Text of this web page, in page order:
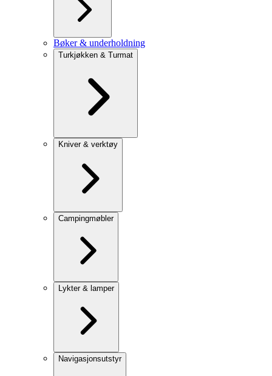
Bøker & underholdning
Turkjøkken & Turmat
Kniver & verktøy
Campingmøbler
Lykter & lamper
Navigasjonsutstyr